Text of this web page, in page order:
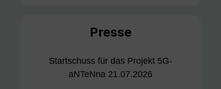
Presse
Startschuss für das Projekt 5G-
aNTeNna 21.07.2026